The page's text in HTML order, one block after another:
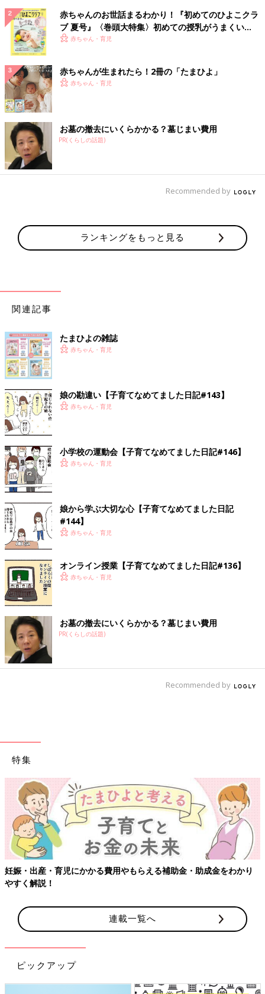
赤ちゃんのお世話まるわかり！『初めてのひよこクラ
ブ 夏号』〈巻頭大特集〉初めての授乳がうまくい
く！ おっぱい・ミルクの基本と夏のトラブル 解決テ
赤ちゃん・育児
赤ちゃんが生まれたら！2冊の「たまひよ」
赤ちゃん・育児
お墓の撤去にいくらかかる？墓じまい費用
PR(くらしの話題)
Recommended by
ランキングをもっと見る
関連記事
たまひよの雑誌
赤ちゃん・育児
娘の勘違い【子育てなめてました日記#143】
赤ちゃん・育児
小学校の運動会【子育てなめてました日記#146】
赤ちゃん・育児
娘から学ぶ大切な心【子育てなめてました日記
#144】
赤ちゃん・育児
オンライン授業【子育てなめてました日記#136】
赤ちゃん・育児
お墓の撤去にいくらかかる？墓じまい費用
PR(くらしの話題)
Recommended by
特集
【ワクチン接種できるものも】妊婦の感染症対策、知っておいて！
連載一覧へ
ピックアップ